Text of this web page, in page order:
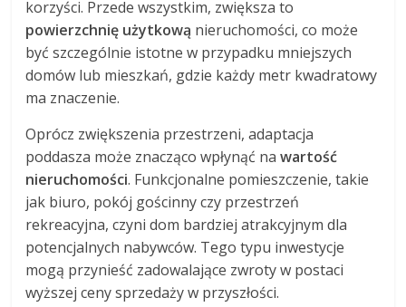
korzyści. Przede wszystkim, zwiększa to
powierzchnię użytkową nieruchomości, co może
być szczególnie istotne w przypadku mniejszych
domów lub mieszkań, gdzie każdy metr kwadratowy
ma znaczenie.
Oprócz zwiększenia przestrzeni, adaptacja
poddasza może znacząco wpłynąć nawartość
nieruchomości. Funkcjonalne pomieszczenie, takie
jak biuro, pokój gościnny czy przestrzeń
rekreacyjna, czyni dom bardziej atrakcyjnym dla
potencjalnych nabywców. Tego typu inwestycje
mogą przynieść zadowalające zwroty w postaci
wyższej ceny sprzedaży w przyszłości.